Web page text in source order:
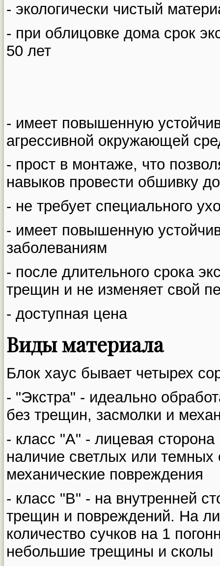
- экологически чистый
- при облицовке дома срок
50 лет
- имеет повышенную
агрессивной окружающей
- прост в монтаже, что
навыков провести обшивку
- не требует специального
- имеет повышенную
заболеваниям
- после длительного срока
трещин и не изменяет свой
- доступная цена
Виды материала
Блок хаус бывает четырех
- "Экстра" - идеально
без трещин, засмолки и
- класс "А" - лицевая
наличие светлых или
механические повреждения
- класс "В" - на внутренней
трещин и повреждений. На
количество сучков на 1
небольшие трещины и сколы